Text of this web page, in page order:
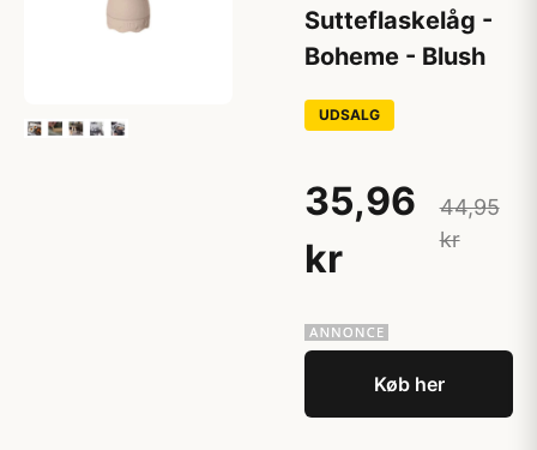
Sutteflaskelåg -
Boheme - Blush
UDSALG
35,96
kr
44,95
kr
Køb her